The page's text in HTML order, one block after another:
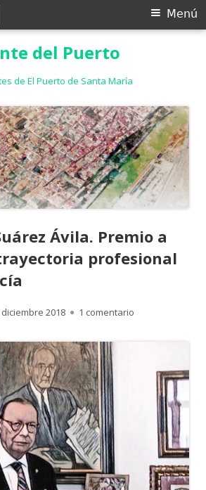
del Puerto
de El Puerto de Santa María
Menú
Ávila. Premio a
profesional
diciembre 2018 1 comentario